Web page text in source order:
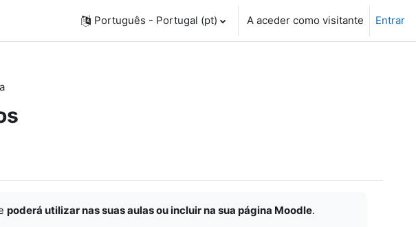
Português - Portugal ‎(pt)‎ A aceder como visitante Entrar
poderá utilizar nas suas aulas ou incluir na sua página Moodle.